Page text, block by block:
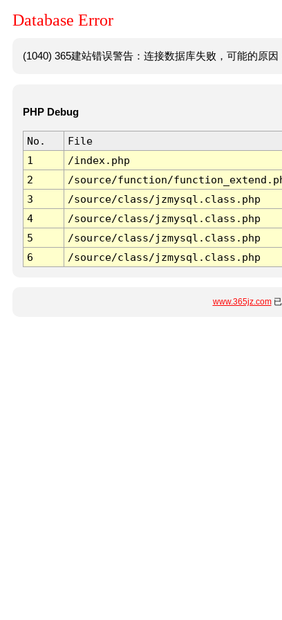
Database Error
(1040) 365建站错误警告：连接数据库失败，可能的原
PHP Debug
No. File
1
/index.php
2
/source/function/
3
/source/class/jzmysql.class.php
4
/source/class/jzmysql.class.php
5
/source/class/jzmysql.class.php
6
/source/class/jzmysql.class.php
www.365jz.com已